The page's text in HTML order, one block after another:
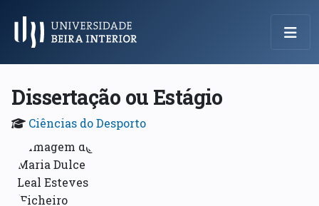
Menu Principal
Dissertação ou Estágio
Ciências do Desporto